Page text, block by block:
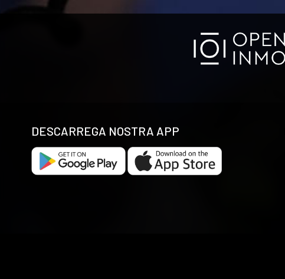
DESCARREGA NOSTRA APP